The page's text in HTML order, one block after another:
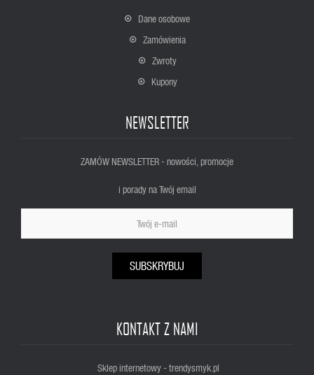
Dane osobowe
Zamówienia
Zwroty
Kupony
NEWSLETTER
ZAMÓW NEWSLETTER - nowości, promocje
i porady na Twój email
SUBSKRYBUJ
KONTAKT Z NAMI
Sklep internetowy - trendysmyk.pl